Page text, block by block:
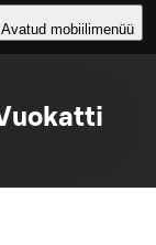
Avatud mobiilimenüü